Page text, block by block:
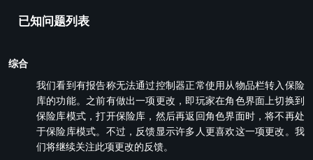
已知问题列表
综合
我们看到有报告称无法通过控制器正常使用从物品栏转入保险
库的功能。之前有做出一项更改，即玩家在角色界面上切换到
保险库模式，打开保险库，然后再返回角色界面时，将不再处
于保险库模式。不过，反馈显示许多人更喜欢这一项更改。我
们将继续关注此项更改的反馈。